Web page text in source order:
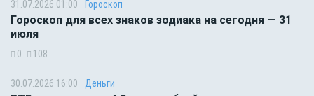
31.07.2026 01:00 Гороскоп
Гороскоп для всех знаков зодиака на сегодня — 31
июля
0 108
30.07.2026 16:00 Деньги